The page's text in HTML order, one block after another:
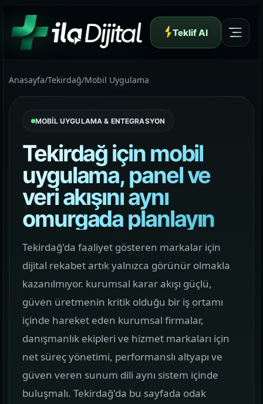
Teklif Al
Müşteri Paneli
01 Hakkımızda
Yapının arkasındaki yaklaşımı ve çalışma dilini
görün.
Hizmetler
Web, yazılım, mobil ve pazarlama hizmetlerini
tek yerden görün.
Kurumsal Web Tasarım
Anasayfa/Tekirdağ/Mobil Uygulama
MOBİL UYGULAMA & ENTEGRASYON
Tekirdağ için mobil
uygulama, panel ve
veri akışını aynı
omurgada planlayın
Tekirdağ'da faaliyet gösteren markalar için
dijital rekabet artık yalnızca görünür olmakla
kazanılmıyor. kurumsal karar akışı güçlü,
güven üretmenin kritik olduğu bir iş ortamı
içinde hareket eden kurumsal firmalar,
danışmanlık ekipleri ve hizmet markaları için
net süreç yönetimi, performanslı altyapı ve
güven veren sunum dili aynı sistem içinde
buluşmalı. Tekirdağ'da bu sayfada odak